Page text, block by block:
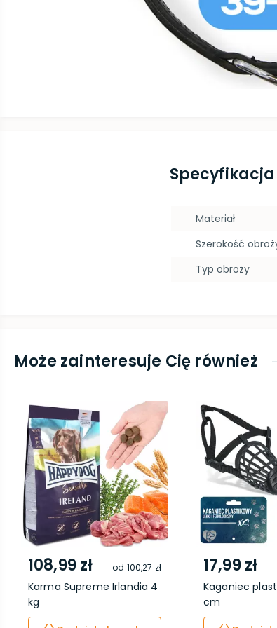
Materiał
Szerokość
Typ obroży
Może zainteresuje Cię również
108,99 zł od 100,27 zł
Karma Supreme Irlandia 4
kg
17,99 zł
Kaganiec
cm